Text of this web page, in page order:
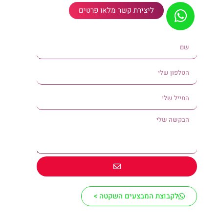
ליצירת קשר מלאו פרטים
לקבוצת המבצעים השקטה >